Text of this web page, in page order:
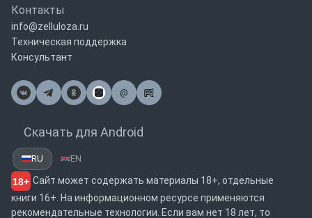
Контакты
info@zelluloza.ru
Техническая поддержка
Консультант
@
Почта
Скачать для Android
RU EN
18+ Сайт может содержать материалы 18+, отдельные
книги 16+. На информационном ресурсе применяются
рекомендательные технологии. Если вам нет 18 лет, то